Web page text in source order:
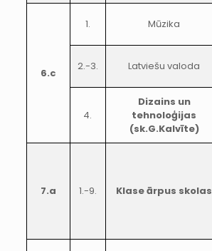
6.c
1. Mūzika
2.-3. Latviešu valoda
4.
Dizains un
tehnoloģijas
(sk.G.Kalvīte)
7.a 1.-9. Klase ārpus skolas